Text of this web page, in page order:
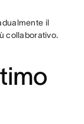
il
collaborativo.